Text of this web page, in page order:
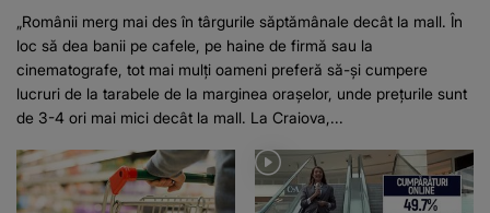
„Românii merg mai des în târgurile săptămânale decât la mall. În
loc să dea banii pe cafele, pe haine de firmă sau la
cinematografe, tot mai mulți oameni preferă să-și cumpere
lucruri de la tarabele de la marginea orașelor, unde prețurile sunt
de 3-4 ori mai mici decât la mall. La Craiova,...